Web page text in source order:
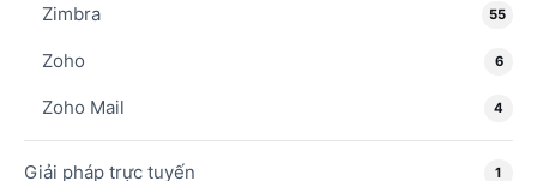
Zimbra 55
Zoho 6
Zoho Mail 4
Giải pháp trực tuyến 1